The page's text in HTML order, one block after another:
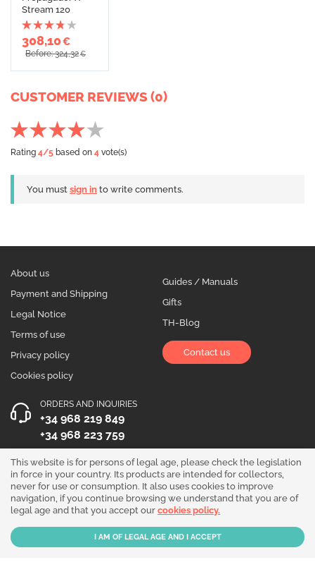
Stream 120
308,10€
Before: 324,32€
CUSTOMER REVIEWS (0)
Rating 4/5 based on 4 vote(s)
You must sign in to write comments.
About us
Payment and Shipping
Legal Notice
Terms of use
Privacy policy
Cookies policy
Guides / Manuals
Gifts
TH-Blog
Contact us
ORDERS AND INQUIRIES
+34 968 219 849
+34 968 223 759
OPENING HOURS
Monday to Friday 10:00 - 19:00
Follow us!
This website is for persons of legal age, please check the legislation
in force in your country. Its products are intended for collectors,
never for use or consumption. It also uses cookies to improve
navigation, if you continue browsing we understand that you are of
legal age and that you accept our cookies policy.